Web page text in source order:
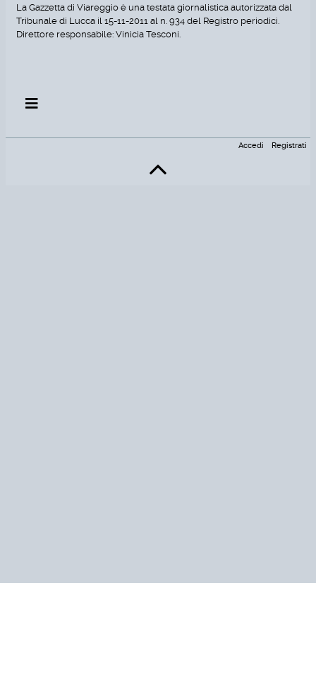
La Gazzetta di Viareggio è una testata giornalistica autorizzata dal
Tribunale di Lucca il 15-11-2011 al n. 934 del Registro periodici.
Direttore responsabile: Vinicia Tesconi.
Accedi Registrati